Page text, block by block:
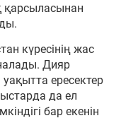
қарсыласынан
күресінің жас
Дияр
ересектер
да ел
бар екенін